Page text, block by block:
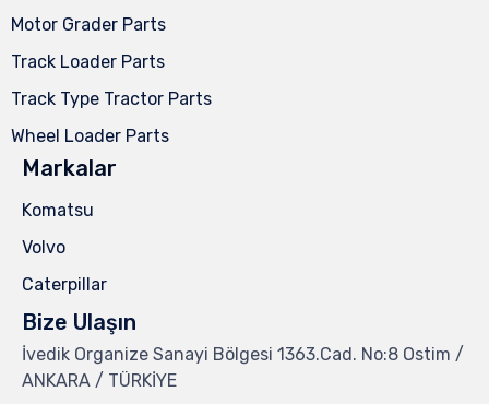
Motor Grader Parts
Track Loader Parts
Track Type Tractor Parts
Wheel Loader Parts
Markalar
Komatsu
Volvo
Caterpillar
Bize Ulaşın
İvedik Organize Sanayi Bölgesi 1363.Cad. No:8 Ostim /
ANKARA / TÜRKİYE